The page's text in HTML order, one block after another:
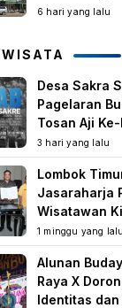
Dana Rp2,25
6 hari yang lalu
Desa Sakra
Pagelaran
Tosan Aji
Samuhita
3 hari yang lalu
Lombok
Jasaraharja
Wisatawan
Perlindungan
Destinasi
1 minggu yang lalu
Alunan
Raya X
Identitas dan